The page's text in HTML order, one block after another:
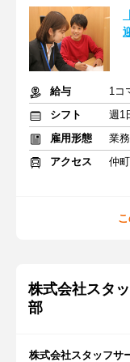
給与
1コ
シフト
週1
雇用形態
業
アクセス
仲
株式会社スタ
部
株式会社スタッフサ